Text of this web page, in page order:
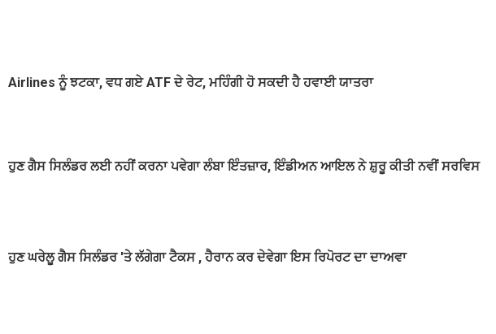
Airlines ਨੂੰ ਝਟਕਾ, ਵਧ ਗਏ ATF ਦੇ ਰੇਟ, ਮਹਿੰਗੀ ਹੋ ਸਕਦੀ ਹੈ ਹਵਾਈ ਯਾਤਰਾ
ਹੁਣ ਗੈਸ ਸਿਲੰਡਰ ਲਈ ਨਹੀਂ ਕਰਨਾ ਪਵੇਗਾ ਲੰਬਾ ਇੰਤਜ਼ਾਰ, ਇੰਡੀਅਨ ਆਇਲ ਨੇ ਸ਼ੁਰੂ ਕੀਤੀ ਨਵੀਂ ਸਰਵਿਸ
ਹੁਣ ਘਰੇਲੂ ਗੈਸ ਸਿਲੰਡਰ 'ਤੇ ਲੱਗੇਗਾ ਟੈਕਸ , ਹੈਰਾਨ ਕਰ ਦੇਵੇਗਾ ਇਸ ਰਿਪੋਰਟ ਦਾ ਦਾਅਵਾ